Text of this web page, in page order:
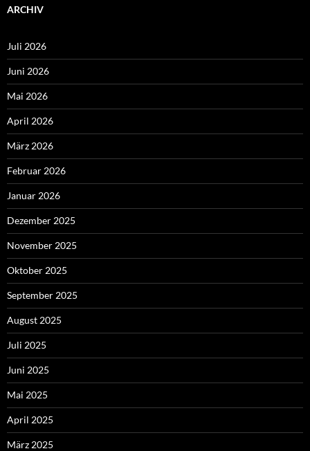
ARCHIV
Juli 2026
Juni 2026
Mai 2026
April 2026
März 2026
Februar 2026
Januar 2026
Dezember 2025
November 2025
Oktober 2025
September 2025
August 2025
Juli 2025
Juni 2025
Mai 2025
April 2025
März 2025